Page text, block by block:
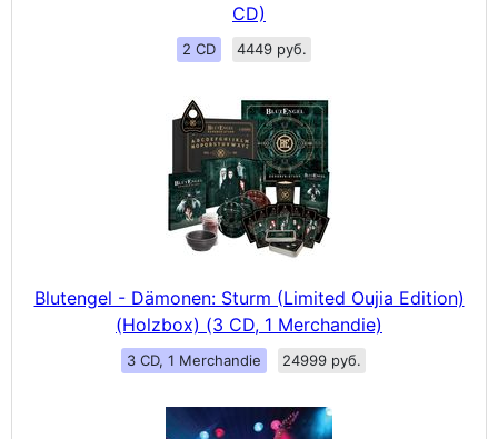
CD)
2 CD 4449 руб.
Blutengel - Dämonen: Sturm (Limited Oujia Edition)
(Holzbox) (3 CD, 1 Merchandie)
3 CD, 1 Merchandie 24999 руб.